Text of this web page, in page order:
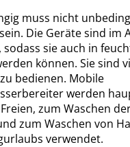
muss nicht
Die Geräte sind im
sodass sie auch in
können. Sie sind
bedienen. Mobile
werden
zum Waschen
zum Waschen von
verwendet.